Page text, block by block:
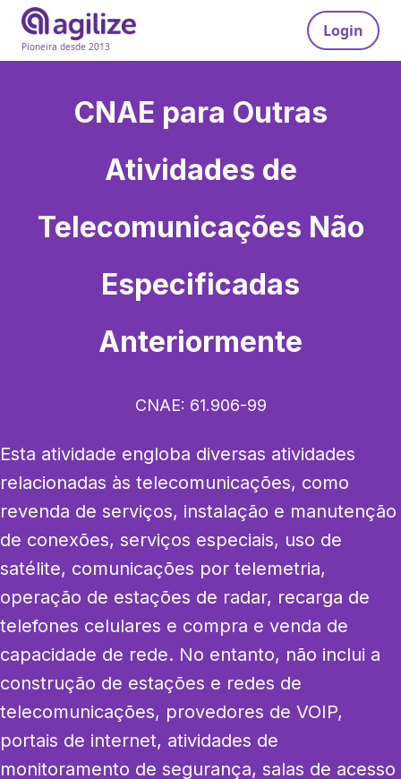
Pioneira desde 2013
Login
CNAE para Outras
Atividades de
Telecomunicações Não
Especificadas
Anteriormente
CNAE: 61.906-99
Esta atividade engloba diversas atividades
relacionadas às telecomunicações, como
revenda de serviços, instalação e manutenção
de conexões, serviços especiais, uso de
satélite, comunicações por telemetria,
operação de estações de radar, recarga de
telefones celulares e compra e venda de
capacidade de rede. No entanto, não inclui a
construção de estações e redes de
telecomunicações, provedores de VOIP,
portais de internet, atividades de
monitoramento de segurança, salas de acesso